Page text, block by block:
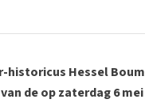
historicus Hessel
de op zaterdag 6